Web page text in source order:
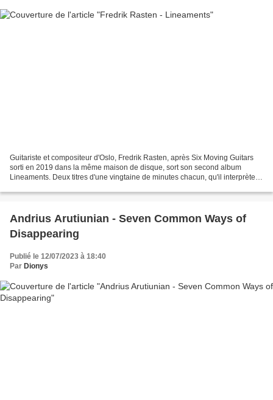
Guitariste et compositeur d'Oslo, Fredrik Rasten, après Six Moving Guitars
sorti en 2019 dans la même maison de disque, sort son second album
Lineaments. Deux titres d'une vingtaine de minutes chacun, qu'il interprète
Andrius Arutiunian - Seven Common Ways of
Disappearing
Publié le 12/07/2023 à 18:40
Par Dionys